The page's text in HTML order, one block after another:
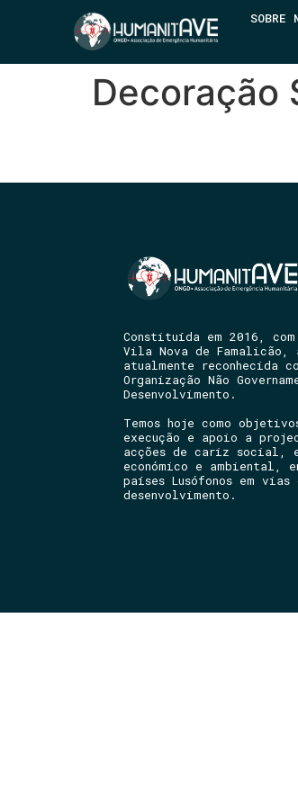
SOBRE
Decoração
Constituída em 2016, com
Vila Nova de Famalicão,
atualmente reconhecida
Organização Não
Desenvolvimento.
Temos hoje como
execução e apoio a
acções de cariz social,
económico e ambiental,
países Lusófonos em vias
desenvolvimento.